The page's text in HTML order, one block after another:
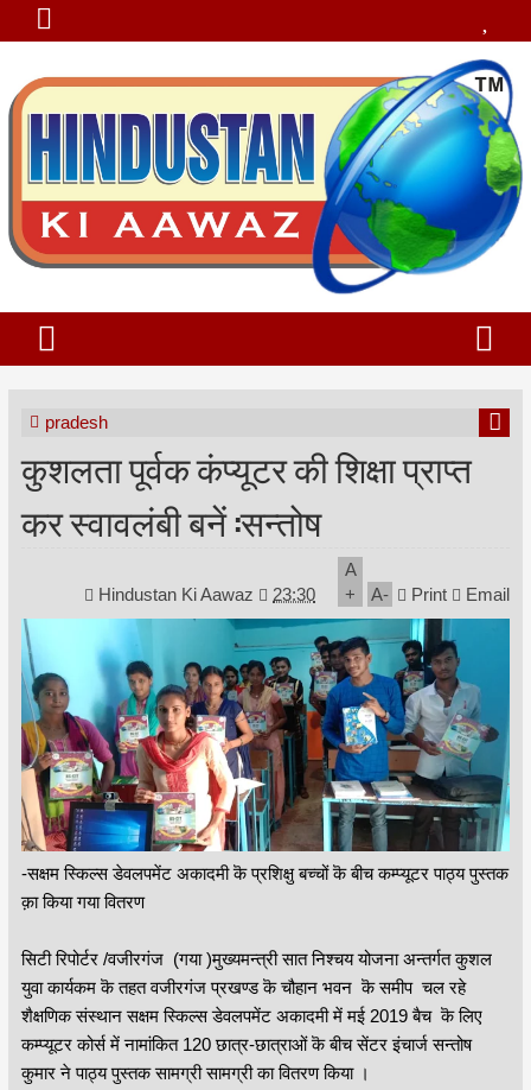
pradesh
कुशलता पूर्वक कंप्यूटर की शिक्षा प्राप्त
कर स्वावलंबी बनें :सन्तोष
Hindustan Ki Aawaz 23:30
A
+
A- Print Email
-सक्षम स्किल्स डेवलपमेंट अकादमी कॆ प्रशिक्षु बच्चों कॆ बीच कम्प्यूटर पाठ्य पुस्तक
क़ा किया गया वितरण
सिटी रिपोर्टर /वजीरगंज (गया )मुख्यमन्त्री सात निश्चय योजना अन्तर्गत कुशल
युवा कार्यकम कॆ तहत वजीरगंज प्रखण्ड कॆ चौहान भवन कॆ समीप चल रहे
शैक्षणिक संस्थान सक्षम स्किल्स डेवलपमेंट अकादमी में मई 2019 बैच कॆ लिए
कम्प्यूटर कोर्स में नामांकित 120 छात्र-छात्राओं कॆ बीच सेंटर इंचार्ज सन्तोष
कुमार ने पाठ्य पुस्तक सामग्री सामग्री का वितरण किया ।